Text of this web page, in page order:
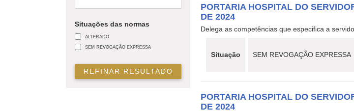
Situações das normas
ALTERADO
SEM REVOGAÇÃO EXPRESSA
REFINAR RESULTADO
PORTARIA HOSPITAL DO
DE 2024
Delega as competências que especifica a
Situação SEM REVOGAÇÃO EXPRESSA
PORTARIA HOSPITAL DO
DE 2024